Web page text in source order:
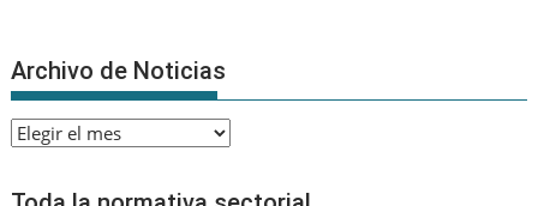
Archivo de Noticias
Archivo
Noticias